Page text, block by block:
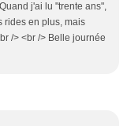
j'ai lu "trente ans",
rides en plus, mais
/> <br /> Belle journée